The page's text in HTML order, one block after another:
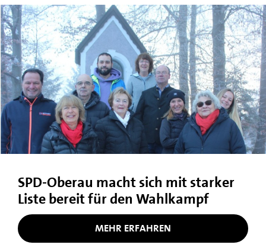
SPD-Oberau macht sich mit starker
Liste bereit für den Wahlkampf
MEHR ERFAHREN